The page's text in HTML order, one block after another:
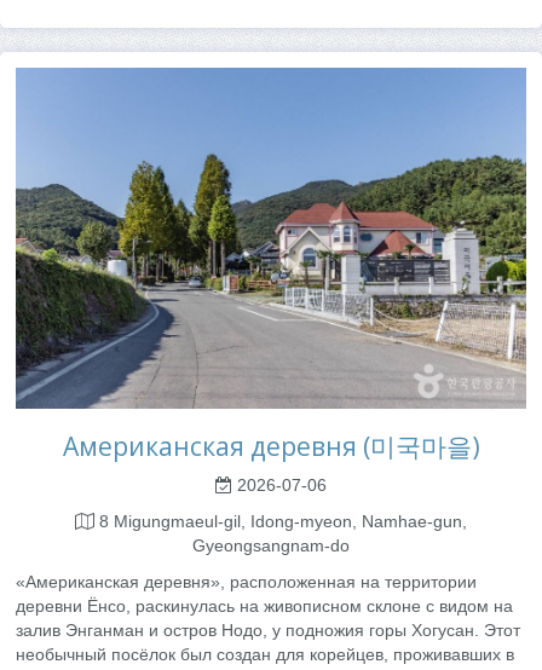
Американская деревня (미국마을)
2026-07-06
8 Migungmaeul-gil, Idong-myeon, Namhae-gun,
Gyeongsangnam-do
«Американская деревня», расположенная на территории
деревни Ёнсо, раскинулась на живописном склоне с видом на
залив Энганман и остров Нодо, у подножия горы Хогусан. Этот
необычный посёлок был создан для корейцев, проживавших в